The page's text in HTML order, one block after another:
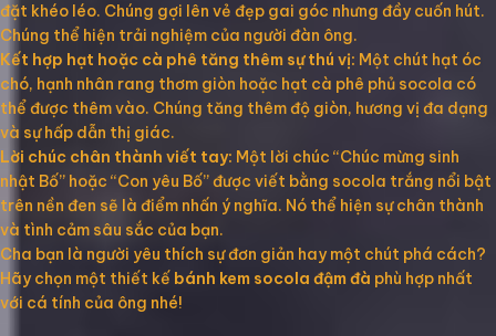
đặt khéo léo. Chúng gợi lên vẻ đẹp gai góc nhưng đầy cuốn hút.
Chúng thể hiện trải nghiệm của người đàn ông.
Kết hợp hạt hoặc cà phê tăng thêm sự thú vị: Một chút hạt óc
chó, hạnh nhân rang thơm giòn hoặc hạt cà phê phủ socola có
thể được thêm vào. Chúng tăng thêm độ giòn, hương vị đa dạng
và sự hấp dẫn thị giác.
Lời chúc chân thành viết tay: Một lời chúc “Chúc mừng sinh
nhật Bố” hoặc “Con yêu Bố” được viết bằng socola trắng nổi bật
trên nền đen sẽ là điểm nhấn ý nghĩa. Nó thể hiện sự chân thành
và tình cảm sâu sắc của bạn.
Cha bạn là người yêu thích sự đơn giản hay một chút phá cách?
Hãy chọn một thiết kế bánh kem socola đậm đà phù hợp nhất
với cá tính của ông nhé!